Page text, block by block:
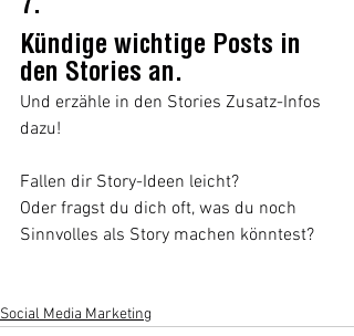
7.
Kündige wichtige Posts in
den Stories an.
Und erzähle in den Stories Zusatz-Infos
dazu!
Fallen dir Story-Ideen leicht?
Oder fragst du dich oft, was du noch
Sinnvolles als Story machen könntest?
Social Media Marketing